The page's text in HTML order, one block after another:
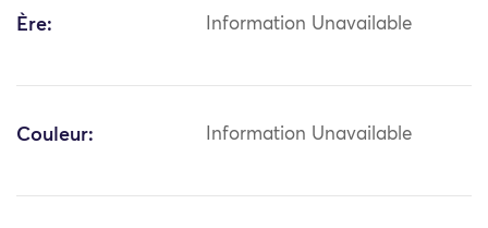
Ère: Information Unavailable
Couleur: Information Unavailable